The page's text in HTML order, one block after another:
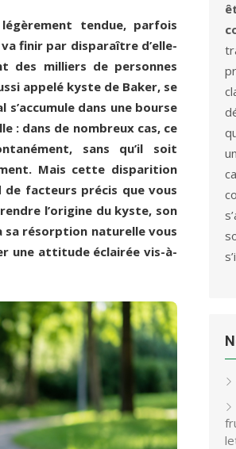
tendue, parfois
finir par disparaître d’elle-
des milliers de personnes
appelé kyste de Baker, se
dans une bourse
: dans de nombreux cas, ce
sans qu’il soit
Mais cette disparition
facteurs précis que vous
l’origine du kyste, son
sa résorption naturelle vous
une attitude éclairée vis-à-